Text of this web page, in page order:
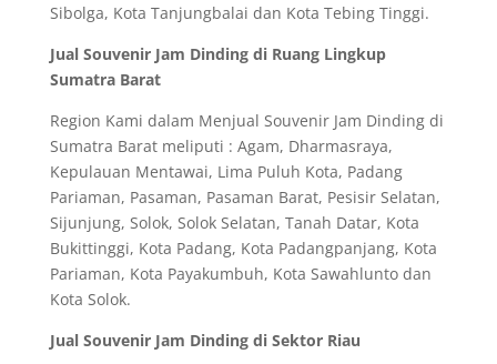
Sibolga, Kota Tanjungbalai dan Kota Tebing Tinggi.
Jual Souvenir Jam Dinding di Ruang Lingkup
Sumatra Barat
Region Kami dalam Menjual Souvenir Jam Dinding di
Sumatra Barat meliputi : Agam, Dharmasraya,
Kepulauan Mentawai, Lima Puluh Kota, Padang
Pariaman, Pasaman, Pasaman Barat, Pesisir Selatan,
Sijunjung, Solok, Solok Selatan, Tanah Datar, Kota
Bukittinggi, Kota Padang, Kota Padangpanjang, Kota
Pariaman, Kota Payakumbuh, Kota Sawahlunto dan
Kota Solok.
Jual Souvenir Jam Dinding di Sektor Riau